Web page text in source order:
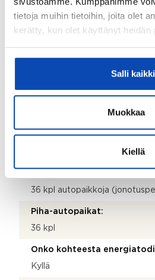
tietoja muihin tietoihin, joita olet
kerätty, kun olet käyttänyt heidän
Salli kaikki
Muokkaa
Kiellä
Kaukolämpö
Hissi:
Taloyhtiössä sauna:
Kyllä
Askarteluhuone,
väestönsuoja ja pyörävarasto
36 kpl autopaikkoja
Piha-autopaikat:
36 kpl
Onko kohteesta
Kyllä